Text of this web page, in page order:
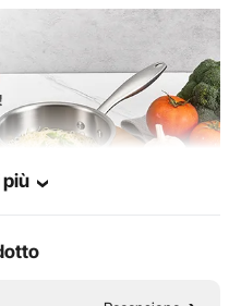
℉ / 315 ℃
/ 1 kg
x 6,89 x 5,91 pollici /
più